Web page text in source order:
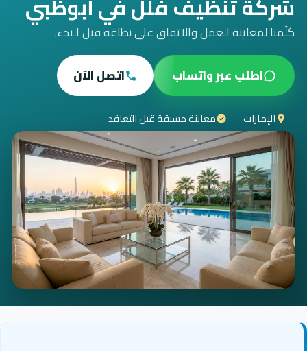
كلّمنا لمعاينة العمل والاتفاق على نطاقه قبل البدء.
اطلب عبر واتساب
اتصل الآن
الإمارات معاينة مسبقة قبل التعاقد